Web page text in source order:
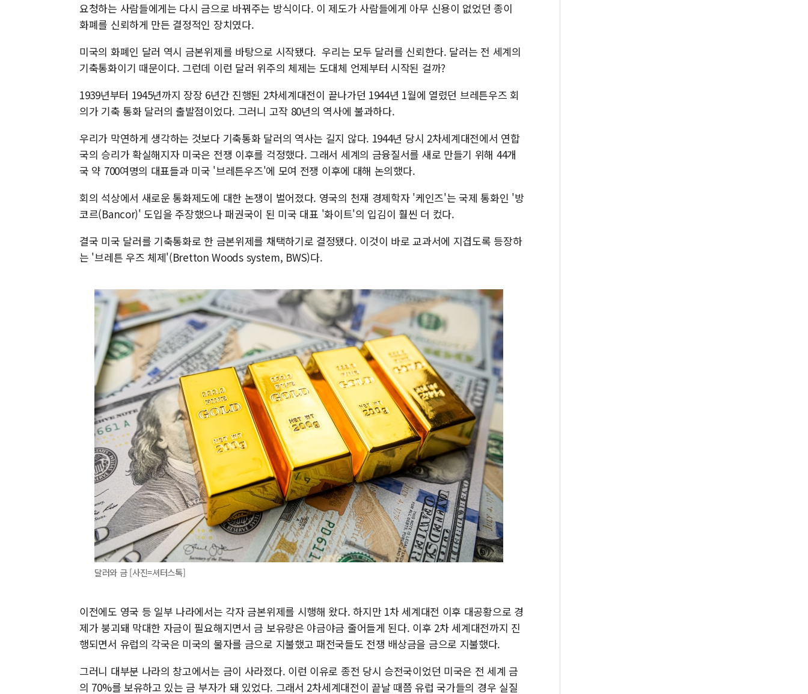
요청하는 사람들에게는 다시 금으로 바꿔주는 방식이다. 이 제도가 사람들에게 아무 신용이 없었던 종이
화폐를 신뢰하게 만든 결정적인 장치였다.
미국의 화폐인 달러 역시 금본위제를 바탕으로 시작됐다. 우리는 모두 달러를 신뢰한다. 달러는 전 세계의
기축통화이기 때문이다. 그런데 이런 달러 위주의 체제는 도대체 언제부터 시작된 걸까?
1939년부터 1945년까지 장장 6년간 진행된 2차세계대전이 끝나가던 1944년 1월에 열렸던 브레튼우즈 회
의가 기축 통화 달러의 출발점이었다. 그러니 고작 80년의 역사에 불과하다.
우리가 막연하게 생각하는 것보다 기축통화 달러의 역사는 길지 않다. 1944년 당시 2차세계대전에서 연합
국의 승리가 확실해지자 미국은 전쟁 이후를 걱정했다. 그래서 세계의 금융질서를 새로 만들기 위해 44개
국 약 700여명의 대표들과 미국 '브레튼우즈'에 모여 전쟁 이후에 대해 논의했다.
회의 석상에서 새로운 통화제도에 대한 논쟁이 벌어졌다. 영국의 천재 경제학자 '케인즈'는 국제 통화인 '방
코르(Bancor)' 도입을 주장했으나 패권국이 된 미국 대표 '화이트'의 입김이 훨씬 더 컸다.
결국 미국 달러를 기축통화로 한 금본위제를 채택하기로 결정됐다. 이것이 바로 교과서에 지겹도록 등장하
는 '브레튼 우즈 체제'(Bretton Woods system, BWS)다.
달러와 금 [사진=셔터스톡]
이전에도 영국 등 일부 나라에서는 각자 금본위제를 시행해 왔다. 하지만 1차 세계대전 이후 대공황으로 경
제가 붕괴돼 막대한 자금이 필요해지면서 금 보유량은 야금야금 줄어들게 된다. 이후 2차 세계대전까지 진
행되면서 유럽의 각국은 미국의 물자를 금으로 지불했고 패전국들도 전쟁 배상금을 금으로 지불했다.
그러니 대부분 나라의 창고에서는 금이 사라졌다. 이런 이유로 종전 당시 승전국이었던 미국은 전 세계 금
의 70%를 보유하고 있는 금 부자가 돼 있었다. 그래서 2차세계대전이 끝날 때쯤 유럽 국가들의 경우 실질